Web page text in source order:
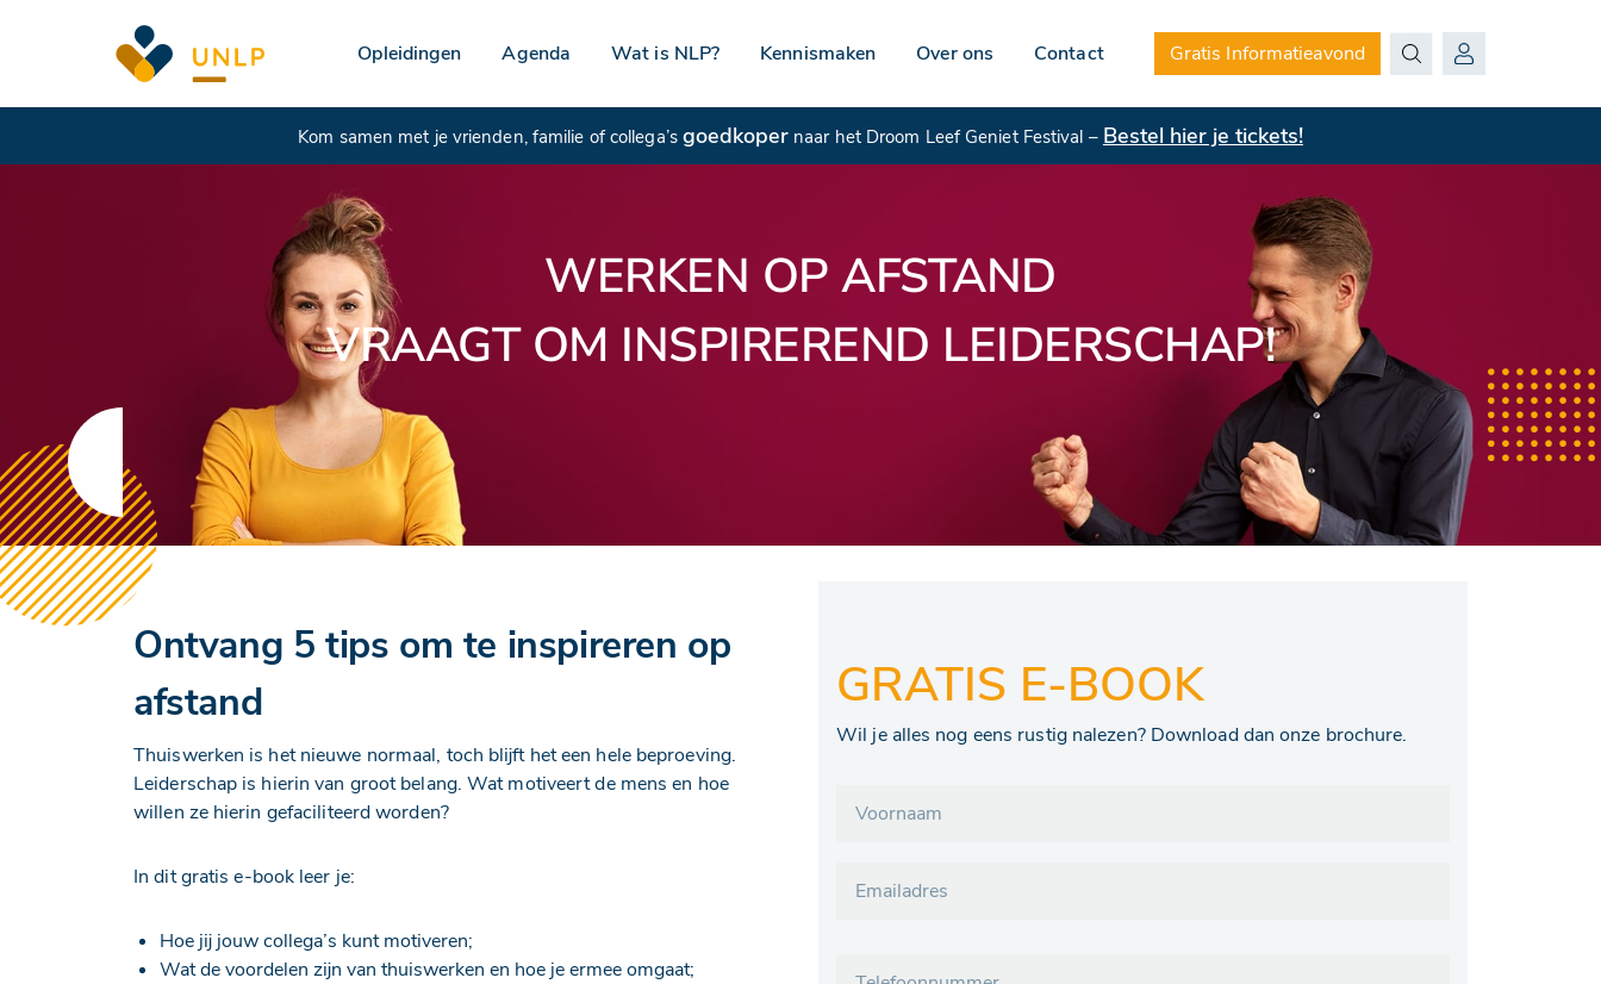
Opleidingen Agenda Wat is NLP? Kennismaken Over ons Contact Gratis Informatieavond
Kom samen met je vrienden, familie of collega’s goedkopernaar het Droom Leef Geniet Festival – Bestel hier je tickets!
WERKEN OP AFSTAND
VRAAGT OM INSPIREREND LEIDERSCHAP!
Ontvang 5 tips om te inspireren op
afstand
Thuiswerken is het nieuwe normaal, toch blijft het een hele beproeving.
Leiderschap is hierin van groot belang. Wat motiveert de mens en hoe
willen ze hierin gefaciliteerd worden?
In dit gratis e-book leer je:
Hoe jij jouw collega’s kunt motiveren;
Wat de voordelen zijn van thuiswerken en hoe je ermee omgaat;
GRATIS E-BOOK
Wil je alles nog eens rustig nalezen? Download dan onze brochure.